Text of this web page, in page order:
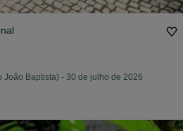
João Baptista) - 30 de julho de 2026